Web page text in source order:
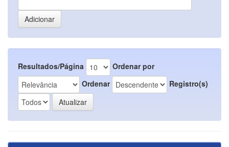
Resultados/Página
Ordenar por
Ordenar
Registro(s)